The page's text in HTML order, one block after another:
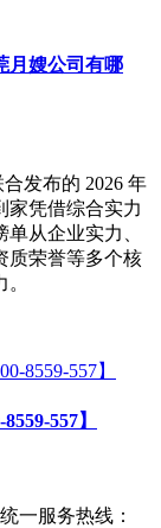
月嫂公司有哪
发布的 2026 年
家凭借综合实力
从企业实力、
质荣誉等多个核
557】
一服务热线：